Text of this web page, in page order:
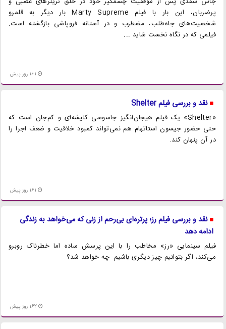
پرضربان، این بار با فیلم Marty Supreme بار دیگر به قلمرو
شخصیت‌های جاه‌طلب، مضطرب و در آستانه فروپاشی بازگشته است.
فیلمی که در نگاه نخست شاید ...
161 روز پیش
نقد و بررسی فیلم Shelter
«Shelter» یک فیلم هیجان‌انگیز جاسوسی کلیشه‌ای و کم‌جان است که
حتی حضور جیسون استاتهام هم نمی‌تواند کمبود خلاقیت و ضعف اجرا را
در آن پنهان کند.
161 روز پیش
نقد و بررسی فیلم رز؛ پرتره‌ای بی‌رحم از زنی که می‌خواهد به زندگی
ادامه دهد
فیلم سینمایی «رز» مخاطب را با این پرسش ساده اما خطرناک روبرو
می‌کند، اگر بتوانیم چیز دیگری باشیم. چه خواهد شد؟
162 روز پیش